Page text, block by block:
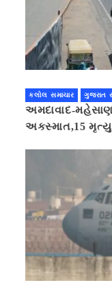
કલોલ સમાચાર ગુજરાત
અમદાવાદ-
અકસ્માત,15 મૃત્યુ